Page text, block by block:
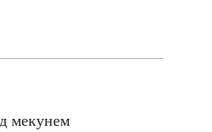
мекунем